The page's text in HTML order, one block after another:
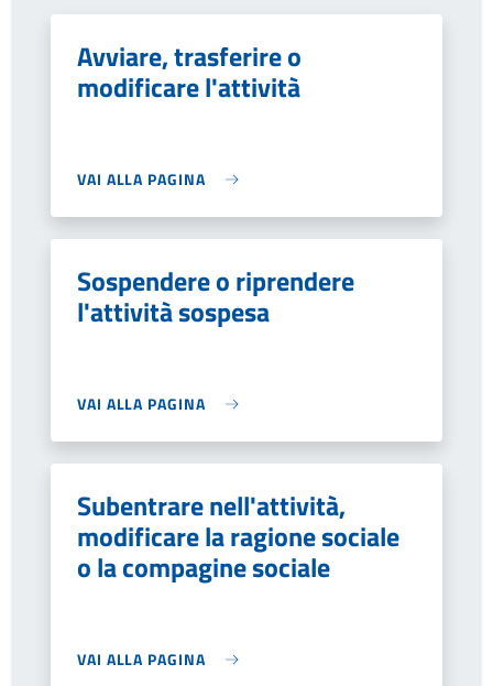
Avviare, trasferire o
modificare l'attività
VAI ALLA PAGINA
Sospendere o riprendere
l'attività sospesa
VAI ALLA PAGINA
Subentrare nell'attività,
modificare la ragione sociale
o la compagine sociale
VAI ALLA PAGINA